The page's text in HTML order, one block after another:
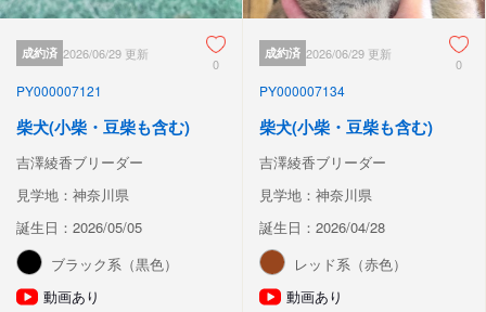
成約済 2026/06/29 更新
0
PY000007121
柴犬(小柴・豆柴も含む)
吉澤綾香ブリーダー
見学地：神奈川県
誕生日：2026/05/05
ブラック系（黒色）
動画あり
成約済 2026/06/29 更新
0
PY000007134
柴犬(小柴・豆柴も含む)
吉澤綾香ブリーダー
見学地：神奈川県
誕生日：2026/04/28
レッド系（赤色）
動画あり